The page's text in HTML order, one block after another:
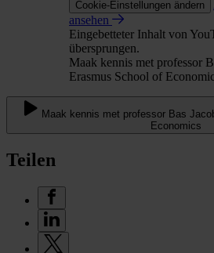
Cookie-Einstellungen ändern
ansehen
Eingebetteter Inhalt von
übersprungen.
Maak kennis met professor
Erasmus School of
Maak kennis met professor Bas
Economics
Teilen